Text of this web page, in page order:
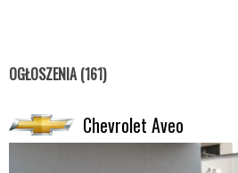
OGŁOSZENIA (161)
Chevrolet Aveo